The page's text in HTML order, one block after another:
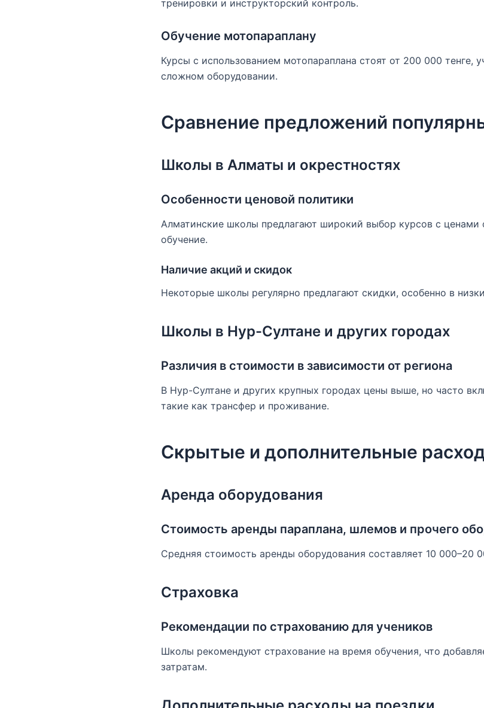
тренировки и инструкторский контроль.
Обучение мотопараплану
Курсы с использованием мотопараплана стоят от 200 000 тенге,
сложном оборудовании.
Сравнение предложений
Школы в Алматы и окрестностях
Особенности ценовой политики
Алматинские школы предлагают широкий выбор курсов с ценами
обучение.
Наличие акций и скидок
Некоторые школы регулярно предлагают скидки, особенно в
Школы в Нур-Султане и других городах
Различия в стоимости в зависимости от региона
В Нур-Султане и других крупных городах цены выше, но часто
такие как трансфер и проживание.
Скрытые и дополнительные
Аренда оборудования
Стоимость аренды параплана, шлемов и прочего
Средняя стоимость аренды оборудования составляет 10 000–20
Страховка
Рекомендации по страхованию для учеников
Школы рекомендуют страхование на время обучения, что
затратам.